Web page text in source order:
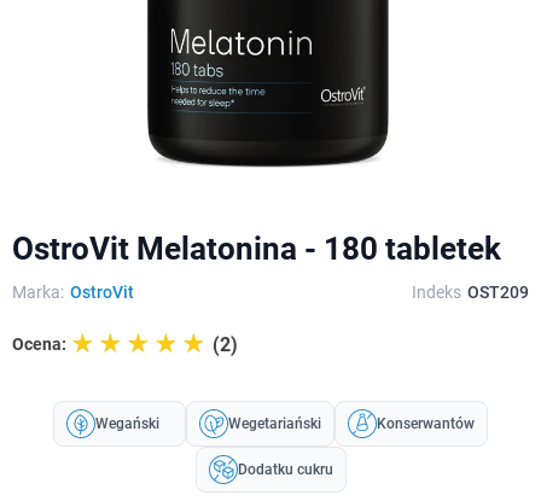
OstroVit Melatonina - 180 tabletek
Marka: OstroVit Indeks OST209
Ocena: ☆☆☆☆☆
★★★★★ (2)
Wegański Wegetariański Konserwantów
Dodatku cukru